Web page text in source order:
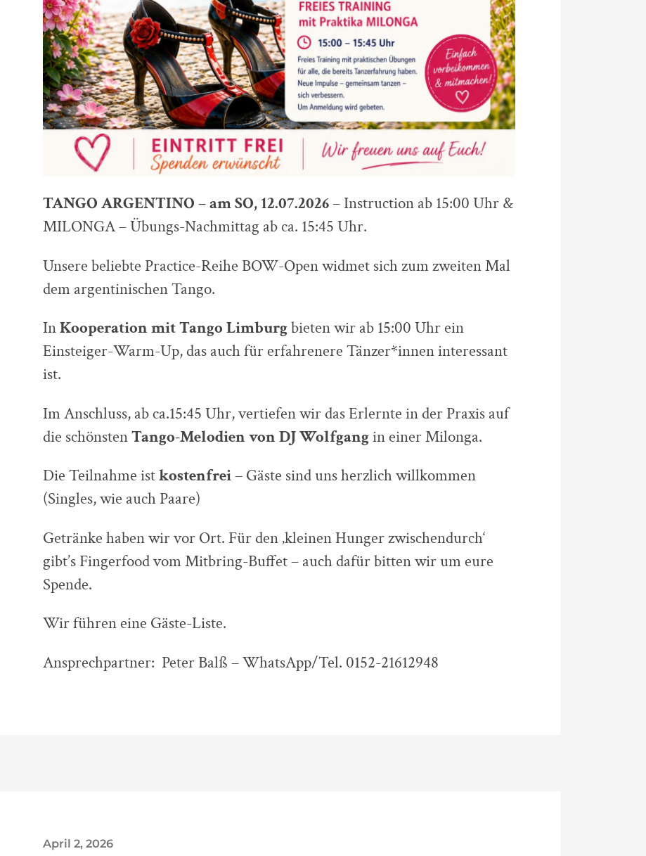
TANGO ARGENTINO – am SO, 12.07.2026– Instruction ab 15:00 Uhr &
MILONGA – Übungs-Nachmittag ab ca. 15:45 Uhr.
Unsere beliebte Practice-Reihe BOW-Open widmet sich zum zweiten Mal
dem argentinischen Tango.
InKooperation mit Tango Limburgbieten wir ab 15:00 Uhr ein
Einsteiger-Warm-Up, das auch für erfahrenere Tänzer*innen interessant
ist.
Im Anschluss, ab ca.15:45 Uhr, vertiefen wir das Erlernte in der Praxis auf
die schönstenTango-Melodien von DJ Wolfgangin einer Milonga.
Die Teilnahme istkostenfrei– Gäste sind uns herzlich willkommen
(Singles, wie auch Paare)
Getränke haben wir vor Ort. Für den ‚kleinen Hunger zwischendurch‘
gibt’s Fingerfood vom Mitbring-Buffet – auch dafür bitten wir um eure
Spende.
Wir führen eine Gäste-Liste.
Ansprechpartner: Peter Balß – WhatsApp/Tel. 0152-21612948
April 2, 2026